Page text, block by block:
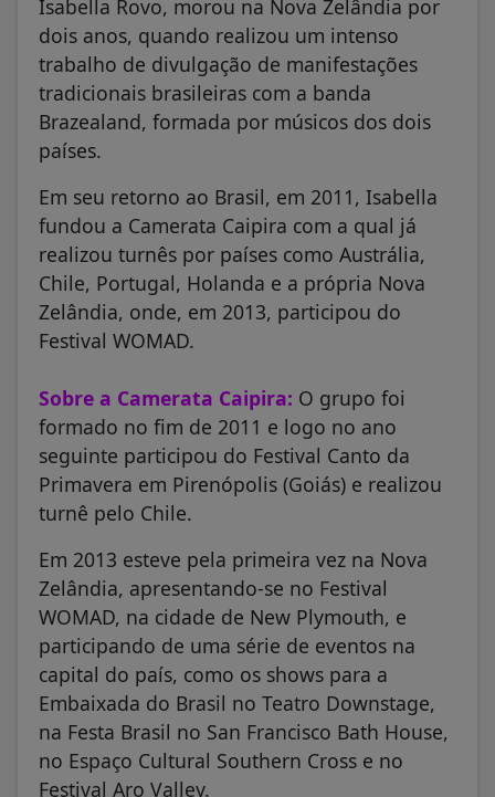
dois anos, quando realizou um intenso
trabalho de divulgação de manifestações
tradicionais brasileiras com a banda
Brazealand, formada por músicos dos dois
países.
Em seu retorno ao Brasil, em 2011, Isabella
fundou a Camerata Caipira com a qual já
realizou turnês por países como Austrália,
Chile, Portugal, Holanda e a própria Nova
Zelândia, onde, em 2013, participou do
Festival WOMAD.
Sobre a Camerata Caipira: O grupo foi
formado no fim de 2011 e logo no ano
seguinte participou do Festival Canto da
Primavera em Pirenópolis (Goiás) e realizou
turnê pelo Chile.
Em 2013 esteve pela primeira vez na Nova
Zelândia, apresentando-se no Festival
WOMAD, na cidade de New Plymouth, e
participando de uma série de eventos na
capital do país, como os shows para a
Embaixada do Brasil no Teatro Downstage,
na Festa Brasil no San Francisco Bath House,
no Espaço Cultural Southern Cross e no
Festival Aro Valley.